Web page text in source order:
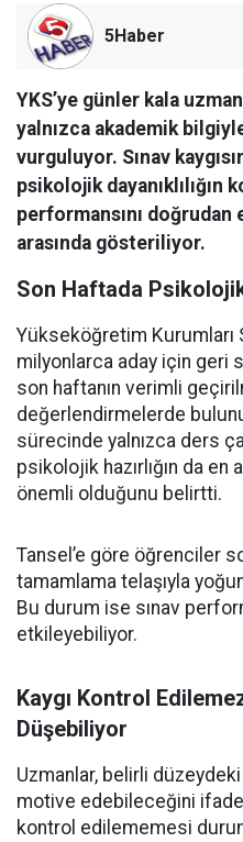
5Haber
YKS’ye günler kala
yalnızca akademik bilgiyle
vurguluyor. Sınav
psikolojik dayanıklılığın
performansını
arasında gösteriliyor.
Son Haftada Psikolojik
Yükseköğretim Kurumları
milyonlarca aday için geri
son haftanın verimli
değerlendirmelerde
sürecinde yalnızca ders
psikolojik hazırlığın da en
önemli olduğunu belirtti.
Tansel’e göre öğrenciler
tamamlama telaşıyla
Bu durum ise sınav
etkileyebiliyor.
Kaygı Kontrol
Düşebiliyor
Uzmanlar, belirli düzeydeki
motive edebileceğini ifade
kontrol edilememesi